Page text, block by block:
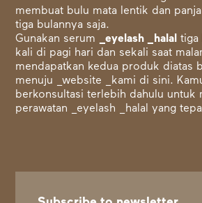
membuat bulu mata lentik dan
tiga bulannya saja.
Gunakan serum _eyelash _halal tiga
kali di pagi hari dan sekali saat
mendapatkan kedua produk diatas
menuju _website _kami di sini.
berkonsultasi terlebih dahulu untuk
perawatan _eyelash _halal yang